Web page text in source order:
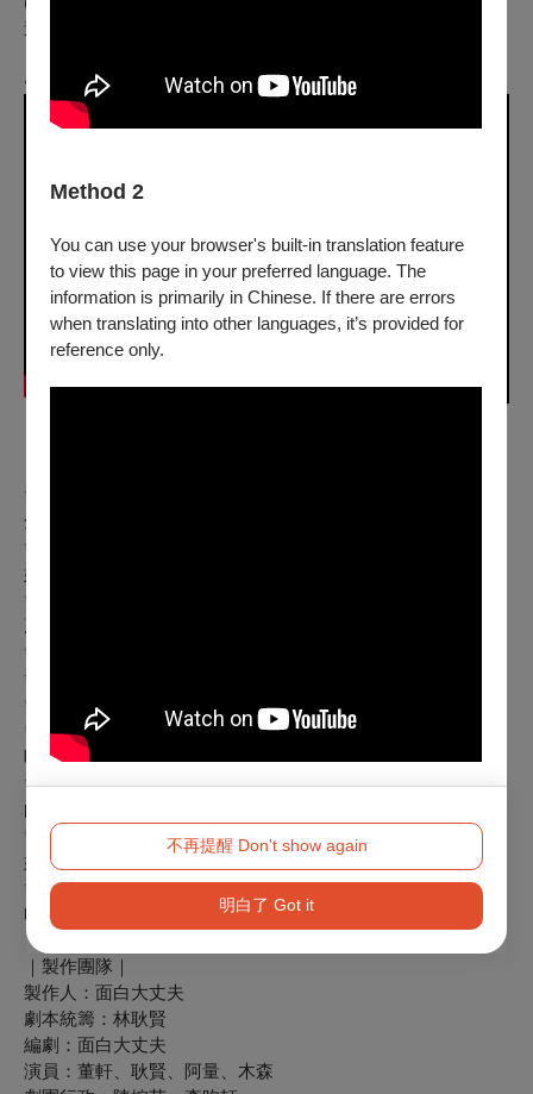
Method 2
You can use your browser's built-in translation feature
to view this page in your preferred language. The
information is primarily in Chinese. If there are errors
when translating into other languages, it’s provided for
reference only.
不再提醒 Don't show again
明白了 Got it
道)
● EP.137 交友軟體之王！
✨ 郭子乾：「好的喜劇就是，看過就什麼都忘了！笑過呢就完
全留在腦海裡！」
✨ 黃嘉千：「在這段時間裡，你可以很放空很輕鬆～非常有趣
好笑，推薦大家進場！」
✨ 楊千霈 & 曾國城：「深感佩服！因為真的很好笑，值得推
薦 💯」
✨ 亮哲：「面白真的是太煩了！笑到我肚子很痛！」
✨ 紫風：「從頭笑到尾無冷場！需要歡樂就進場支持！」
✨ 小螞蟻：「笑太 HIGH 了！我已經沒有聲音可以主持了…」
✨ 安俊朋：「現場總有意想不到的驚喜，一起來劇場嘻嘻哈哈
吧！」
✨ 徐凱希：「我很享受他們在舞台上各種即興、不按牌理出牌
的感覺！」
✨ 許孟哲：「現場的梗非常多，而且可以發現他們就是感情夠
好才敢惡整對方！」
✨ 何妤玟：「我覺得他們的喜劇很有才、很有梗！總是讓我哈
哈大笑而非會心一笑！」
｜ 製作團隊 ｜
製作人：面白大丈夫
劇本統籌：林耿賢
編劇：面白大丈夫
演員：董軒、耿賢、阿量、木森